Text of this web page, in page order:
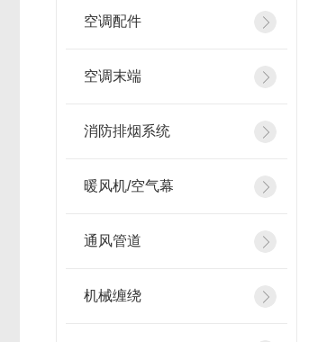
空调配件
空调末端
消防排烟系统
暖风机/空气幕
通风管道
机械缠绕